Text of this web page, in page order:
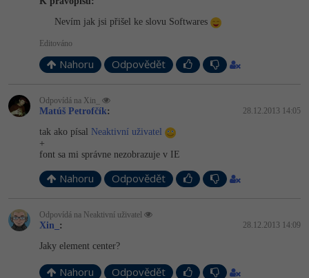
Nevím jak jsi přišel ke slovu Softwares
Editováno
Nahoru Odpovědět
Odpovídá na Xin_
Matúš Petrofčík: 28.12.2013 14:05
tak ako písal
Neaktivní uživatel
+
font sa mi správne nezobrazuje v IE
Nahoru Odpovědět
Odpovídá na Neaktivní uživatel
Xin_ : 28.12.2013 14:09
Jaky element center?
Nahoru Odpovědět